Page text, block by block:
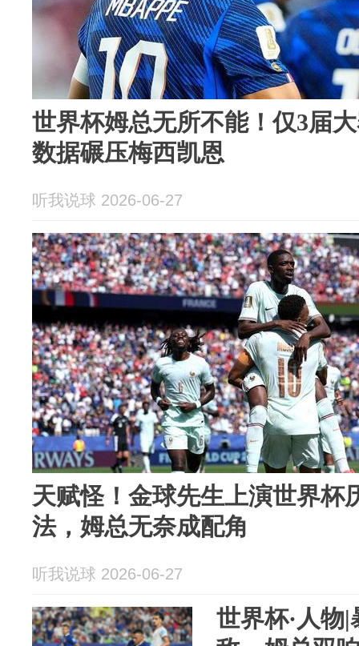
世界杯姆总无所不能！仅3届
数据碾压梅西凯恩
听我说球 2026-06-27
天赋怪！金球先生上演世界杯
法，姆总无奈成配角
听我说球 2026-06-27
世界杯·人物